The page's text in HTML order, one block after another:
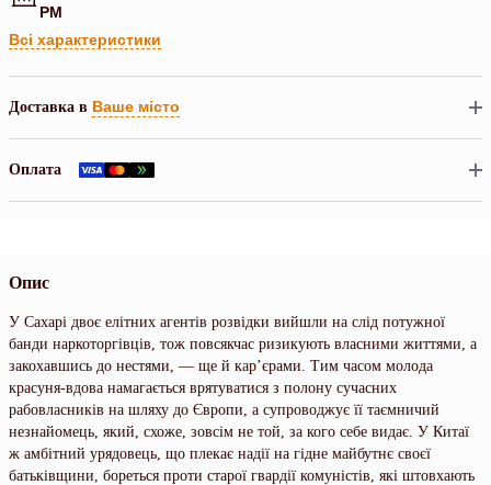
РМ
Всі характеристики
Доставка в Ваше місто
Оплата
Опис
У Сахарі двоє елітних агентів розвідки вийшли на слід потужної
банди наркоторгівців, тож повсякчас ризикують власними життями, а
закохавшись до нестями, — ще й кар’єрами. Тим часом молода
красуня-вдова намагається врятуватися з полону сучасних
рабовласників на шляху до Європи, а супроводжує її таємничий
незнайомець, який, схоже, зовсім не той, за кого себе видає. У Китаї
ж амбітний урядовець, що плекає надії на гідне майбутнє своєї
батьківщини, бореться проти старої гвардії комуністів, які штовхають